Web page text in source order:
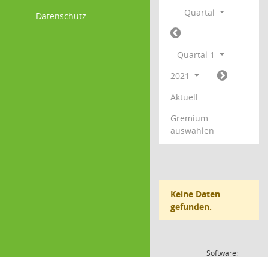
Datenschutz
Quartal
Quartal 1
2021
Aktuell
Gremium
auswählen
Keine Daten
gefunden.
Software: